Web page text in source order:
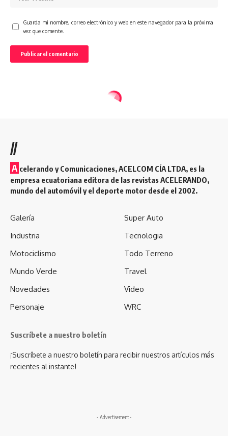
Guarda mi nombre, correo electrónico y web en este navegador para la próxima
vez que comente.
//
A celerando y Comunicaciones, ACELCOM CÍA LTDA, es la
empresa ecuatoriana editora de las revistas ACELERANDO,
mundo del automóvil y el deporte motor desde el 2002.
Galería
Industria
Motociclismo
Mundo Verde
Novedades
Personaje
Super Auto
Tecnologia
Todo Terreno
Travel
Video
WRC
Suscríbete a nuestro boletín
¡Suscríbete a nuestro boletín para recibir nuestros artículos más
recientes al instante!
- Advertisement -